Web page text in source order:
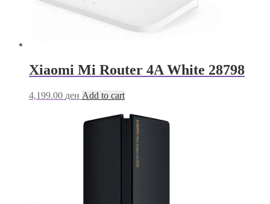
Xiaomi Mi Router 4A White 28798
4,199.00 ден Add to cart